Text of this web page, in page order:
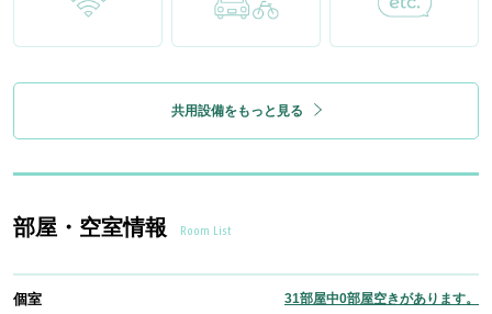
共用設備をもっと見る
部屋・空室情報 Room List
個室 31部屋中0部屋空きがあります。